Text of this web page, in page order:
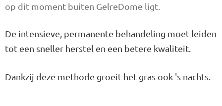
op dit moment buiten GelreDome ligt.
De intensieve, permanente behandeling moet leiden
tot een sneller herstel en een betere kwaliteit.
Dankzij deze methode groeit het gras ook 's nachts.